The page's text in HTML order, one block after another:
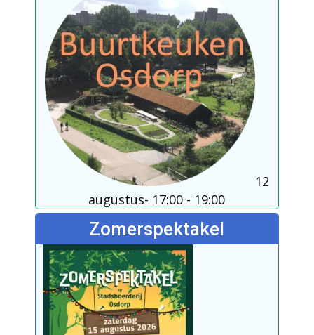
12
augustus- 17:00 - 19:00
Zomerspektakel